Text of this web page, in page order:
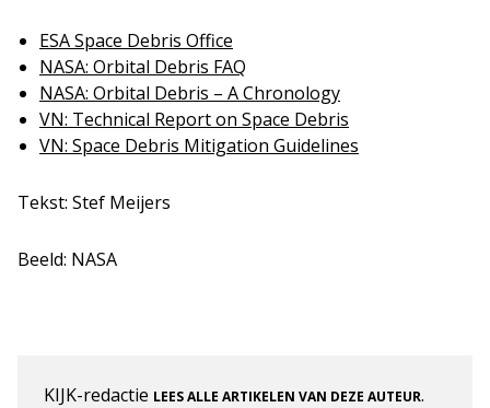
ESA Space Debris Office
NASA: Orbital Debris FAQ
NASA: Orbital Debris – A Chronology
VN: Technical Report on Space Debris
VN: Space Debris Mitigation Guidelines
Tekst: Stef Meijers
Beeld: NASA
KIJK-redactie LEES ALLE ARTIKELEN VAN DEZE AUTEUR.